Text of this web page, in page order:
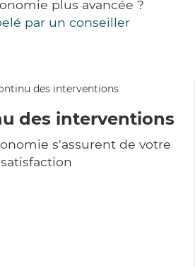
plus avancée ?
par un conseiller
des interventions
s'assurent de votre
satisfaction